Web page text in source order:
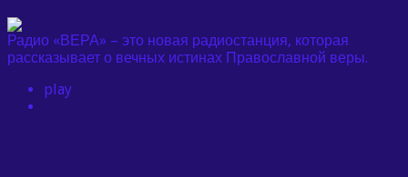
Радио «ВЕРА» – это новая радиостанция, которая
рассказывает о вечных истинах Православной веры.
play